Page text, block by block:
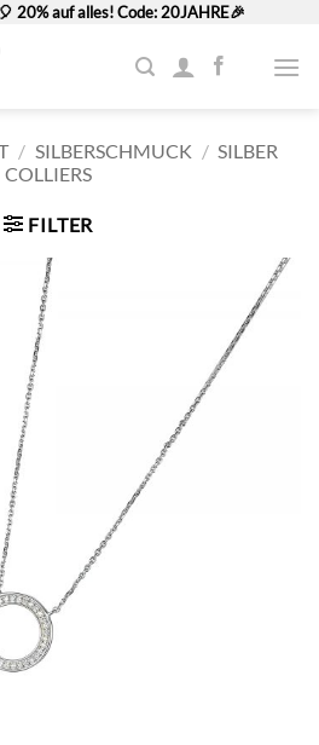
20% auf alles! Code: 20JAHRE🎉
/ SILBERSCHMUCK / SILBER
COLLIERS
FILTER